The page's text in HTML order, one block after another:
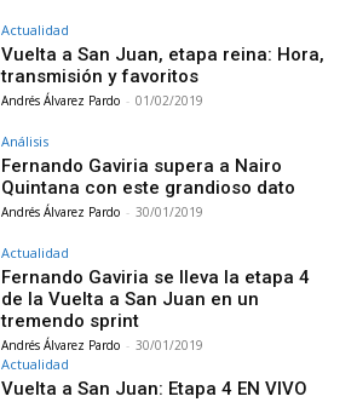
Actualidad
Vuelta a San Juan, etapa reina: Hora,
transmisión y favoritos
Andrés Álvarez Pardo - 01/02/2019
Análisis
Fernando Gaviria supera a Nairo
Quintana con este grandioso dato
Andrés Álvarez Pardo - 30/01/2019
Actualidad
Fernando Gaviria se lleva la etapa 4
de la Vuelta a San Juan en un
tremendo sprint
Andrés Álvarez Pardo - 30/01/2019
Actualidad
Vuelta a San Juan: Etapa 4 EN VIVO